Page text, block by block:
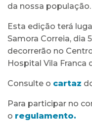
da nossa população.
Esta edição terá
Samora Correia, dia
decorrerão no
Hospital Vila Franca
Consulte o cartaz
Para participar no
o regulamento.